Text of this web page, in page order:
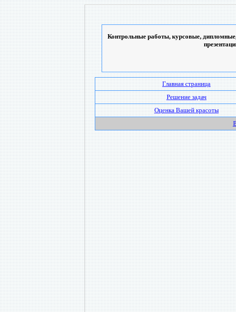
Контрольные работы, курсовые,
Главная страница
Решение задач
Оценка Вашей красоты